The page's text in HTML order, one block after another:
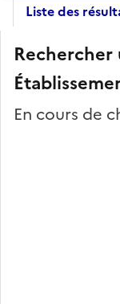
Liste des
Rechercher
En cours de